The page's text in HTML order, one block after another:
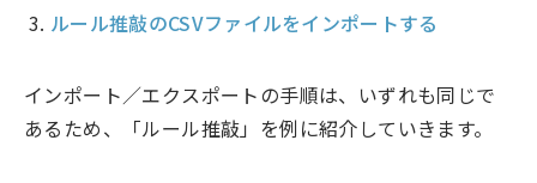
ルール推敲のCSVファイルをインポートする
インポート／エクスポートの手順は、いずれも同じで
あるため、「ルール推敲」を例に紹介していきます。